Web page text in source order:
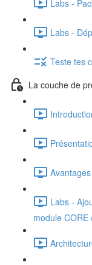
Labs -
Labs -
Teste tes
La couche de
Labs -
module CORE